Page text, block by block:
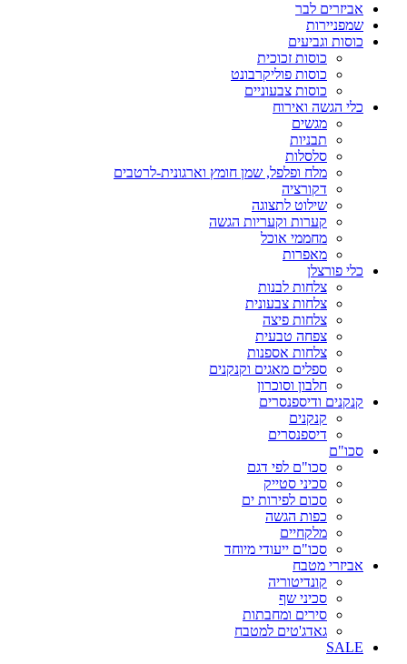
אביזרים לבר
שמפניירות
כוסות וגביעים
כוסות זכוכית
כוסות פוליקרבונט
כוסות צבעוניים
כלי הגשה ואירוח
מגשים
תבניות
סלסלות
מלח ופלפל, שמן חומץ וארגונית-לרטבים
דקורציה
שילוט לתצוגה
קערות וקעריות הגשה
מחממי אוכל
מאפרות
כלי פורצלן
צלחות לבנות
צלחות צבעונית
צלחות פיצה
צפחה טבעית
צלחות אספנות
ספלים מאגים וקנקנים
חלבון וסוכרון
קנקנים ודיספנסרים
קנקנים
דיספנסרים
סכו"ם
סכו"ם לפי דגם
סכיני סטייק
סכום לפירות ים
כפות הגשה
מלקחיים
סכו"ם ייעודי מיוחד
אביזרי מטבח
קונדיטוריה
סכיני שף
סירים ומחבתות
גאדג'טים למטבח
SALE